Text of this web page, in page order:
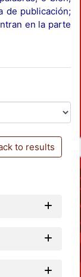
de publicación;
en la parte
to results